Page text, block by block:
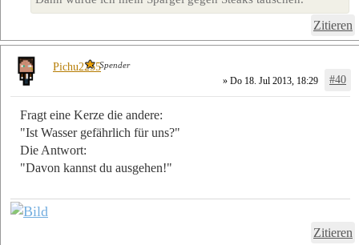
Zitieren
» Do 18. Jul 2013, 18:29 #40
Fragt eine Kerze die andere:
"Ist Wasser gefährlich für uns?"
Die Antwort:
"Davon kannst du ausgehen!"
Zitieren
Pichu2255Spender